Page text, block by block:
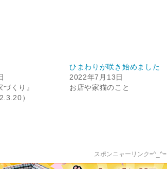
くり』
）
ひまわりが咲き始めました
2022年7月13日
お店や家猫のこと
スポンニャーリンク=^_^=